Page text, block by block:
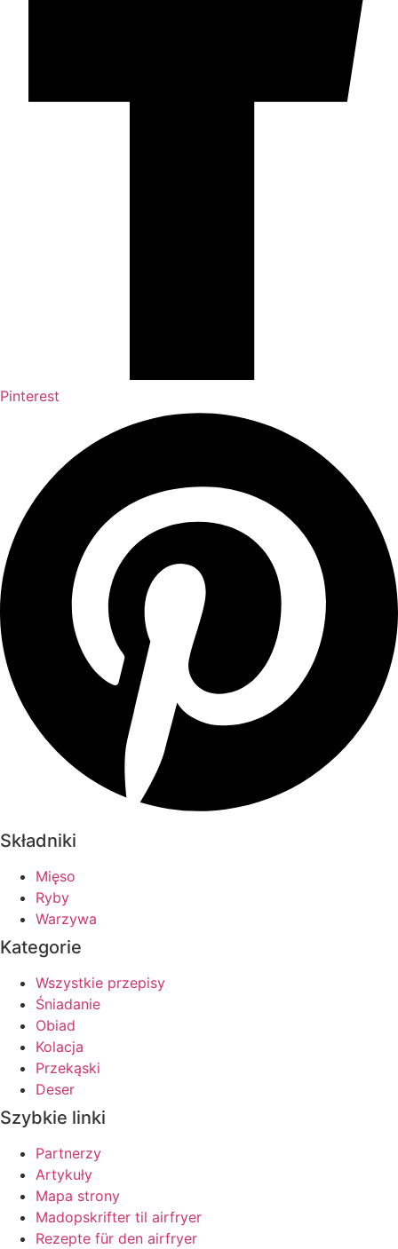
Pinterest
Składniki
Mięso
Ryby
Warzywa
Kategorie
Wszystkie przepisy
Śniadanie
Obiad
Kolacja
Przekąski
Deser
Szybkie linki
Partnerzy
Artykuły
Mapa strony
Madopskrifter til airfryer
Rezepte für den airfryer